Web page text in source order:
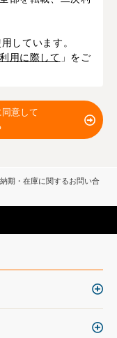
しています。
用に際して 」をご
意して
納期・在庫に関するお問い合